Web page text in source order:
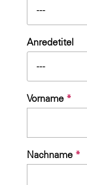
---
Anredetitel
---
Vorname *
Nachname *